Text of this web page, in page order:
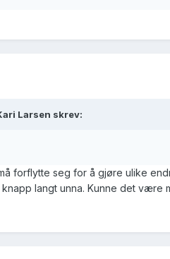
Larsen skrev:
forflytte seg for å gjøre ulike
langt unna. Kunne det være